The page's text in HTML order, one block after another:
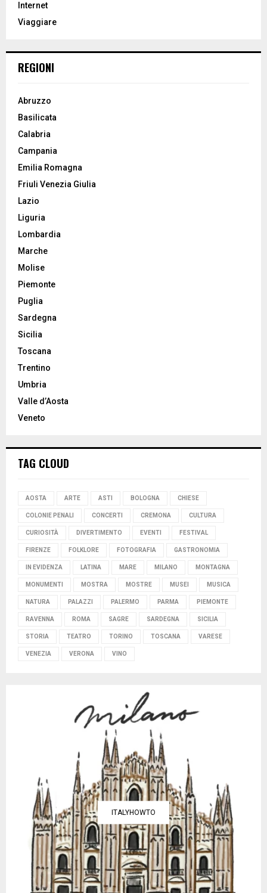
:Internet
Viaggiare
REGIONI
Abruzzo
Basilicata
Calabria
Campania
Emilia Romagna
Friuli Venezia Giulia
Lazio
Liguria
Lombardia
Marche
Molise
Piemonte
Puglia
Sardegna
Sicilia
Toscana
Trentino
Umbria
Valle d’Aosta
Veneto
TAG CLOUD
AOSTA ARTE ASTI BOLOGNA CHIESE
COLONIE PENALI CONCERTI CREMONA CULTURA
CURIOSITÀ DIVERTIMENTO EVENTI FESTIVAL
FIRENZE FOLKLORE FOTOGRAFIA GASTRONOMIA
IN EVIDENZA LATINA MARE MILANO MONTAGNA
MONUMENTI MOSTRA MOSTRE MUSEI MUSICA
NATURA PALAZZI PALERMO PARMA PIEMONTE
RAVENNA ROMA SAGRE SARDEGNA SICILIA
STORIA TEATRO TORINO TOSCANA VARESE
VENEZIA VERONA VINO
ITALYHOWTO